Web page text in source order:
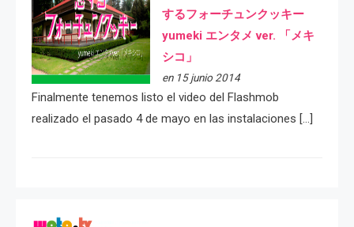
するフォーチュンクッキー
yumeki エンタメ ver. 「メキ
シコ」
en 15 junio 2014
Finalmente tenemos listo el video del Flashmob
realizado el pasado 4 de mayo en las instalaciones […]